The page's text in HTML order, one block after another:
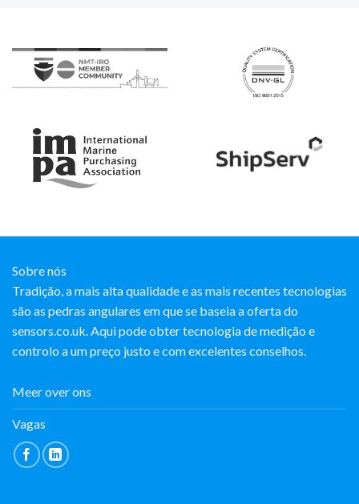
Sobre nós
Tradição, a mais alta qualidade e as mais recentes tecnologias
são as pedras angulares em que se baseia a oferta do
sensors.co.uk. Aqui pode obter tecnologia de medição e
controlo a um preço justo e com excelentes conselhos.
Meer over ons
Vagas